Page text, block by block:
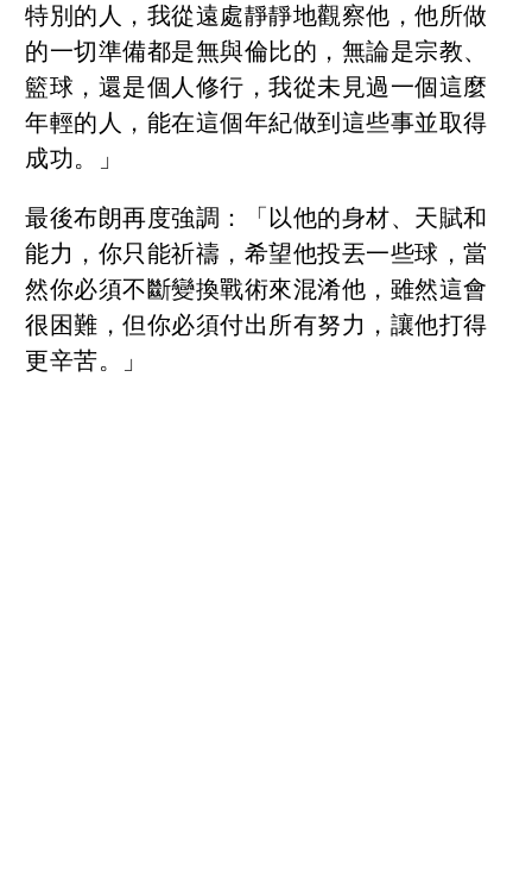
特別的人，我從遠處靜靜地觀察他，他所做
的一切準備都是無與倫比的，無論是宗教、
籃球，還是個人修行，我從未見過一個這麼
年輕的人，能在這個年紀做到這些事並取得
成功。」
最後布朗再度強調：「以他的身材、天賦和
能力，你只能祈禱，希望他投丟一些球，當
然你必須不斷變換戰術來混淆他，雖然這會
很困難，但你必須付出所有努力，讓他打得
更辛苦。」